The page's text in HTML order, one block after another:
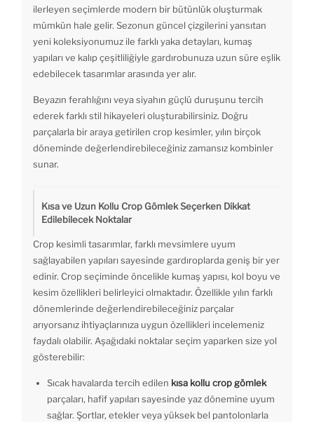
ilerleyen seçimlerde modern bir bütünlük oluşturmak
mümkün hale gelir. Sezonun güncel çizgilerini yansıtan
yeni koleksiyonumuz ile farklı yaka detayları, kumaş
yapıları ve kalıp çeşitliliğiyle gardırobunuza uzun süre eşlik
edebilecek tasarımlar arasında yer alır.
Beyazın ferahlığını veya siyahın güçlü duruşunu tercih
ederek farklı stil hikayeleri oluşturabilirsiniz. Doğru
parçalarla bir araya getirilen crop kesimler, yılın birçok
döneminde değerlendirebileceğiniz zamansız kombinler
sunar.
Kısa ve Uzun Kollu Crop Gömlek Seçerken Dikkat
Edilebilecek Noktalar
Crop kesimli tasarımlar, farklı mevsimlere uyum
sağlayabilen yapıları sayesinde gardıroplarda geniş bir yer
edinir. Crop seçiminde öncelikle kumaş yapısı, kol boyu ve
kesim özellikleri belirleyici olmaktadır. Özellikle yılın farklı
dönemlerinde değerlendirebileceğiniz parçalar
arıyorsanız ihtiyaçlarınıza uygun özellikleri incelemeniz
faydalı olabilir. Aşağıdaki noktalar seçim yaparken size yol
gösterebilir:
Sıcak havalarda tercih edilen kısa kollu crop gömlek
parçaları, hafif yapıları sayesinde yaz dönemine uyum
sağlar. Şortlar, etekler veya yüksek bel pantolonlarla